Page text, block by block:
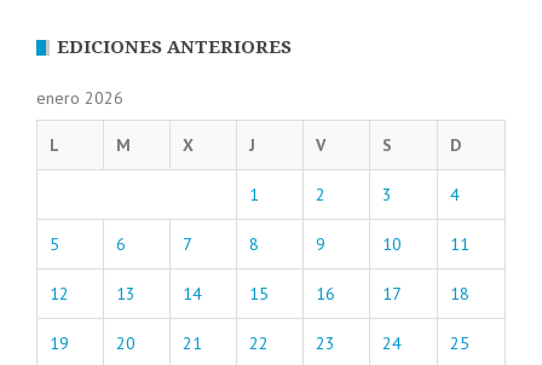
EDICIONES ANTERIORES
enero 2026
L M X J V S D
1 2 3 4
5 6 7 8 9 10 11
12 13 14 15 16 17 18
19 20 21 22 23 24 25